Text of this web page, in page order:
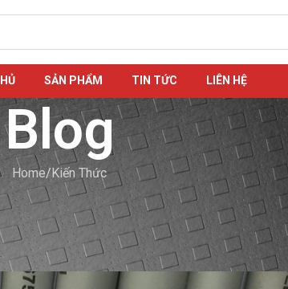
SẢN PHẨM TIN TỨC LIÊN HỆ
Blog
Home Kiến Thức
Chi Tiết Chỉ Sau Một
2021